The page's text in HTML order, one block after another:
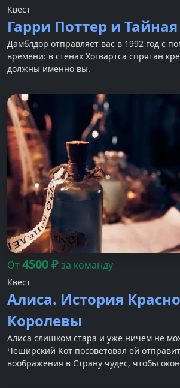
Квест
Гарри Поттер и
Дамблдор отправляет вас в 1992 год с
времени: в стенах Хогвартса спрятан
должны именно вы.
От4500₽за команду
Квест
Алиса. История
Королевы
Алиса слишком стара и уже ничем не
Чеширский Кот посоветовал ей
воображения в Страну чудес, чтобы